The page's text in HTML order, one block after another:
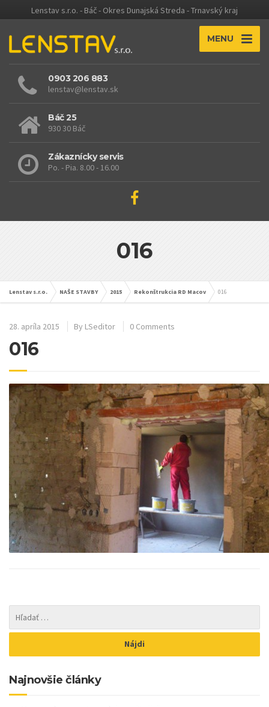
Lenstav s.r.o. - Báč - Okres Dunajská Streda - Trnavský kraj
MENU
0903 206 883
lenstav@lenstav.sk
Báč 25
930 30 Báč
Zákaznícky servis
Po. - Pia. 8.00 - 16.00
016
Lenstav s.r.o. NAŠE STAVBY 2015 Rekonštrukcia RD Macov 016
28. apríla 2015 By LSeditor 0 Comments
016
Najnovšie články